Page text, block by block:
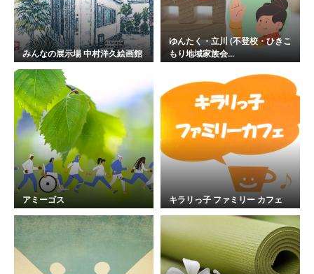
みんなの展示場 中村洋久絵画館
ゆんたく・立川 (不登校・ひきこ
もり地域家族会...
アミーゴス キラリっ子 ファミリー カフェ